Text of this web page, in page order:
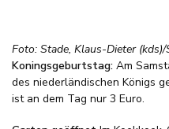
Foto: Stade, Klaus-Dieter
Koningsgeburtstag: Am
des niederländischen Königs
ist an dem Tag nur 3 Euro.